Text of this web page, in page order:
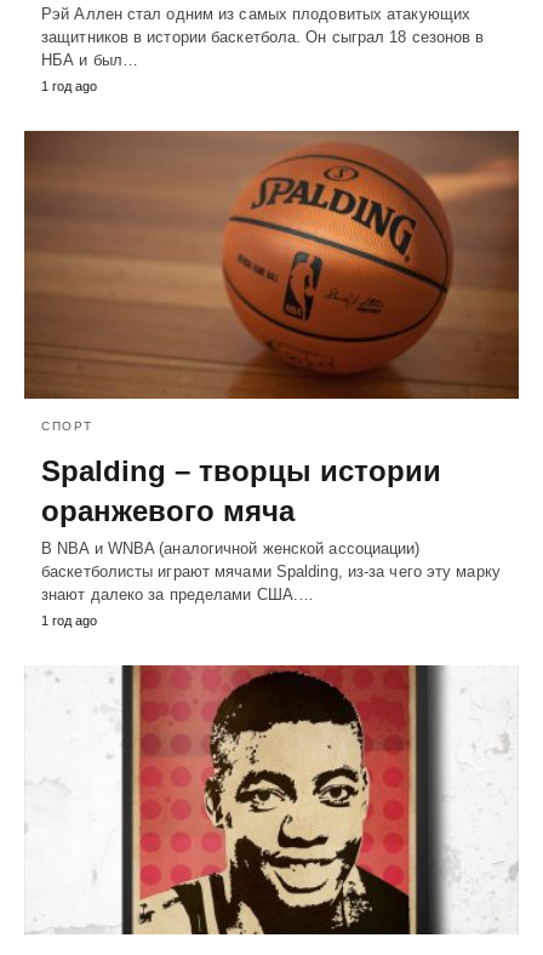
Рэй Аллен стал одним из самых плодовитых атакующих
защитников в истории баскетбола. Он сыграл 18 сезонов в
НБА и был…
1 год ago
СПОРТ
Spalding – творцы истории
оранжевого мяча
В NBA и WNBA (аналогичной женской ассоциации)
баскетболисты играют мячами Spalding, из-за чего эту марку
знают далеко за пределами США.…
1 год ago